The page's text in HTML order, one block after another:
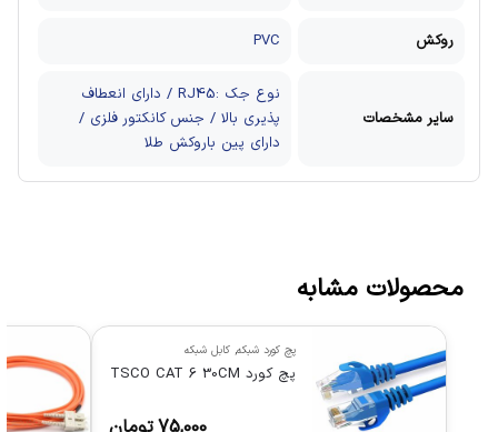
روکش PVC
سایر مشخصات
نوع جک :RJ45 / دارای انعطاف
پذیری بالا / جنس کانکتور فلزی /
دارای پین باروکش طلا
محصولات مشابه
پچ کورد شبکه, کابل شبکه
پچ کورد TSCO CAT 6 30CM